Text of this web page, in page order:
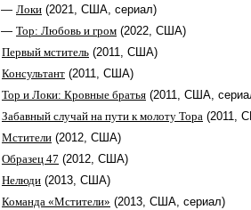
— Локи (2021, США, сериал)
— Тор: Любовь и гром (2022, США)
Первый мститель (2011, США)
Консультант (2011, США)
Тор и Локи: Кровные братья (2011, США,
Забавный случай на пути к молоту Тора (2011,
Мстители (2012, США)
Образец 47 (2012, США)
Нелюди (2013, США)
Команда «Мстители» (2013, США, сериал)